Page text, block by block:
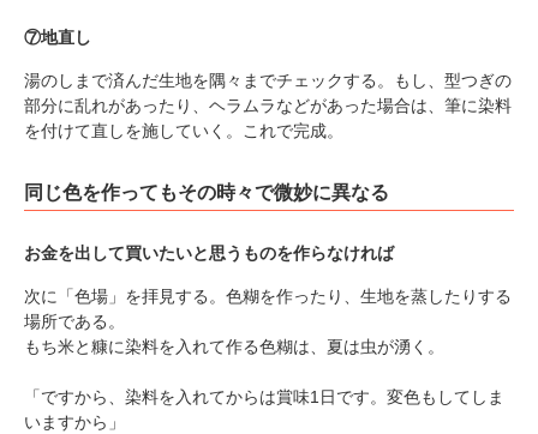
⑦地直し
湯のしまで済んだ生地を隅々までチェックする。もし、型つぎの
部分に乱れがあったり、ヘラムラなどがあった場合は、筆に染料
を付けて直しを施していく。これで完成。
同じ色を作ってもその時々で微妙に異なる
お金を出して買いたいと思うものを作らなければ
次に「色場」を拝見する。色糊を作ったり、生地を蒸したりする
場所である。
もち米と糠に染料を入れて作る色糊は、夏は虫が湧く。
「ですから、染料を入れてからは賞味1日です。変色もしてしま
いますから」